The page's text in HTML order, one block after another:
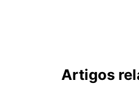
Artigos